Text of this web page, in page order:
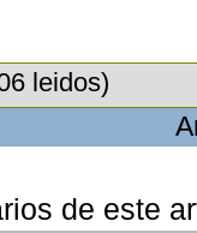
leidos)
de este